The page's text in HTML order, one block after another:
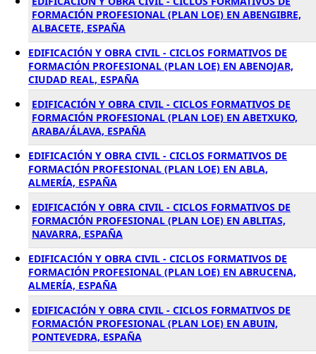
FORMACIÓN PROFESIONAL (PLAN LOE) EN ABENGIBRE,
ALBACETE, ESPAÑA
EDIFICACIÓN Y OBRA CIVIL - CICLOS FORMATIVOS DE
FORMACIÓN PROFESIONAL (PLAN LOE) EN ABENOJAR,
CIUDAD REAL, ESPAÑA
EDIFICACIÓN Y OBRA CIVIL - CICLOS FORMATIVOS DE
FORMACIÓN PROFESIONAL (PLAN LOE) EN ABETXUKO,
ARABA/ÁLAVA, ESPAÑA
EDIFICACIÓN Y OBRA CIVIL - CICLOS FORMATIVOS DE
FORMACIÓN PROFESIONAL (PLAN LOE) EN ABLA,
ALMERÍA, ESPAÑA
EDIFICACIÓN Y OBRA CIVIL - CICLOS FORMATIVOS DE
FORMACIÓN PROFESIONAL (PLAN LOE) EN ABLITAS,
NAVARRA, ESPAÑA
EDIFICACIÓN Y OBRA CIVIL - CICLOS FORMATIVOS DE
FORMACIÓN PROFESIONAL (PLAN LOE) EN ABRUCENA,
ALMERÍA, ESPAÑA
EDIFICACIÓN Y OBRA CIVIL - CICLOS FORMATIVOS DE
FORMACIÓN PROFESIONAL (PLAN LOE) EN ABUIN,
PONTEVEDRA, ESPAÑA